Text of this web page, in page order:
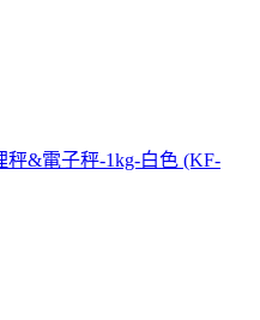
&電子秤-1kg-白色 (KF-